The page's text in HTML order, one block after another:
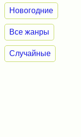
Новогодние
Все жанры
Случайные